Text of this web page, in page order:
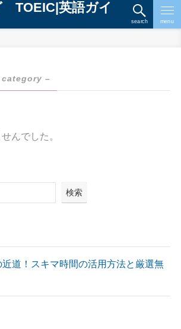
TOEIC|英語ガイ
search menu
category –
んでした。
検索
道！スキマ時間の活用方法と厳選無